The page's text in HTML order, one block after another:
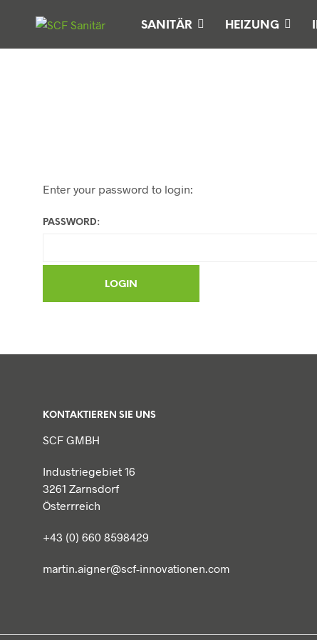
SANITÄR HEIZUNG
Enter your password to login:
PASSWORD:
KONTAKTIEREN SIE UNS
SCF GMBH
Industriegebiet 16
3261 Zarnsdorf
Österrreich
+43 (0) 660 8598429
martin.aigner@scf-innovationen.com